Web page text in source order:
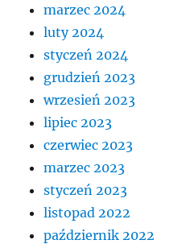
marzec 2024
luty 2024
styczeń 2024
grudzień 2023
wrzesień 2023
lipiec 2023
czerwiec 2023
marzec 2023
styczeń 2023
listopad 2022
październik 2022